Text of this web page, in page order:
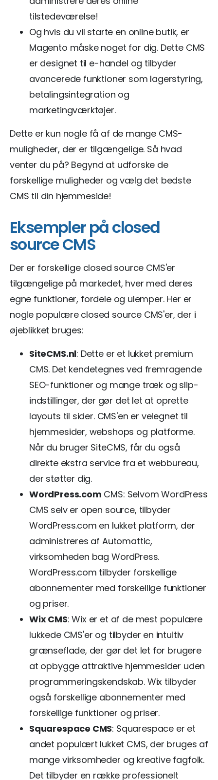
tilstedeværelse!
Og hvis du vil starte en online butik, er
Magento måske noget for dig. Dette CMS
er designet til e-handel og tilbyder
avancerede funktioner som lagerstyring,
betalingsintegration og
marketingværktøjer.
Dette er kun nogle få af de mange CMS-
muligheder, der er tilgængelige. Så hvad
venter du på? Begynd at udforske de
forskellige muligheder og vælg det bedste
CMS til din hjemmeside!
Eksempler på closed
source CMS
Der er forskellige closed source CMS'er
tilgængelige på markedet, hver med deres
egne funktioner, fordele og ulemper. Her er
nogle populære closed source CMS'er, der i
øjeblikket bruges:
SiteCMS.nl: Dette er et lukket premium
CMS. Det kendetegnes ved fremragende
SEO-funktioner og mange træk og slip-
indstillinger, der gør det let at oprette
layouts til sider. CMS'en er velegnet til
hjemmesider, webshops og platforme.
Når du bruger SiteCMS, får du også
direkte ekstra service fra et webbureau,
der støtter dig.
WordPress.com CMS: Selvom WordPress
CMS selv er open source, tilbyder
WordPress.com en lukket platform, der
administreres af Automattic,
virksomheden bag WordPress.
WordPress.com tilbyder forskellige
abonnementer med forskellige funktioner
og priser.
Wix CMS: Wix er et af de mest populære
lukkede CMS'er og tilbyder en intuitiv
grænseflade, der gør det let for brugere
at opbygge attraktive hjemmesider uden
programmeringskendskab. Wix tilbyder
også forskellige abonnementer med
forskellige funktioner og priser.
Squarespace CMS: Squarespace er et
andet populært lukket CMS, der bruges af
mange virksomheder og kreative fagfolk.
Det tilbyder en række professionelt